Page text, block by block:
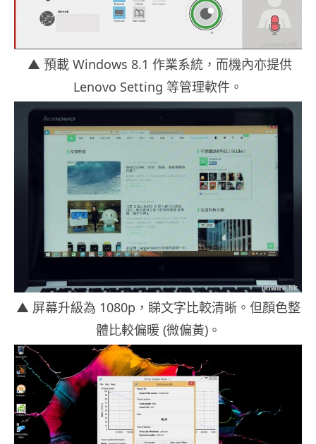
▲ 預載 Windows 8.1 作業系統，而機內亦提供
Lenovo Setting 等管理軟件。
▲ 屏幕升級為 1080p，睇文字比較清晰。但顏色整
體比較偏暖 (微偏黃)。